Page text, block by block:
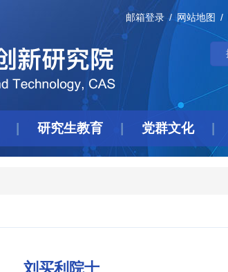
邮箱登录 网站地图
研究生教育 党群文化
刘买利院士